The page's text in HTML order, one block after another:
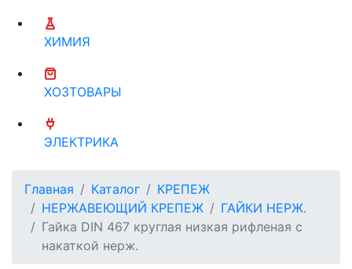
ХИМИЯ
ХОЗТОВАРЫ
ЭЛЕКТРИКА
Главная Каталог
КРЕПЕЖ
НЕРЖАВЕЮЩИЙ КРЕПЕЖ
ГАЙКИ НЕРЖ.
Гайка DIN 467 круглая низкая рифленая с
накаткой нерж.